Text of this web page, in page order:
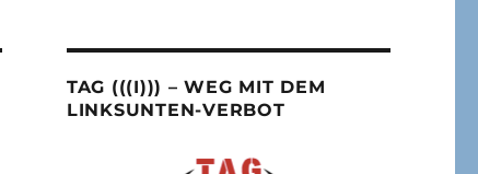
TAG (((I))) – WEG MIT DEM
LINKSUNTEN-VERBOT